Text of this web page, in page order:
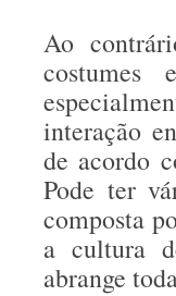
Ao
costumes
interação
de acordo
Pode ter
composta
a cultura
abrange